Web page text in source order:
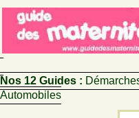
Nos 12 Guides :
Automobiles